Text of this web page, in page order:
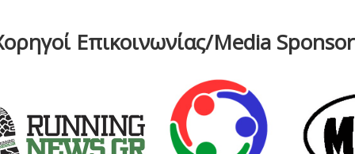
Επικοινωνίας/Media